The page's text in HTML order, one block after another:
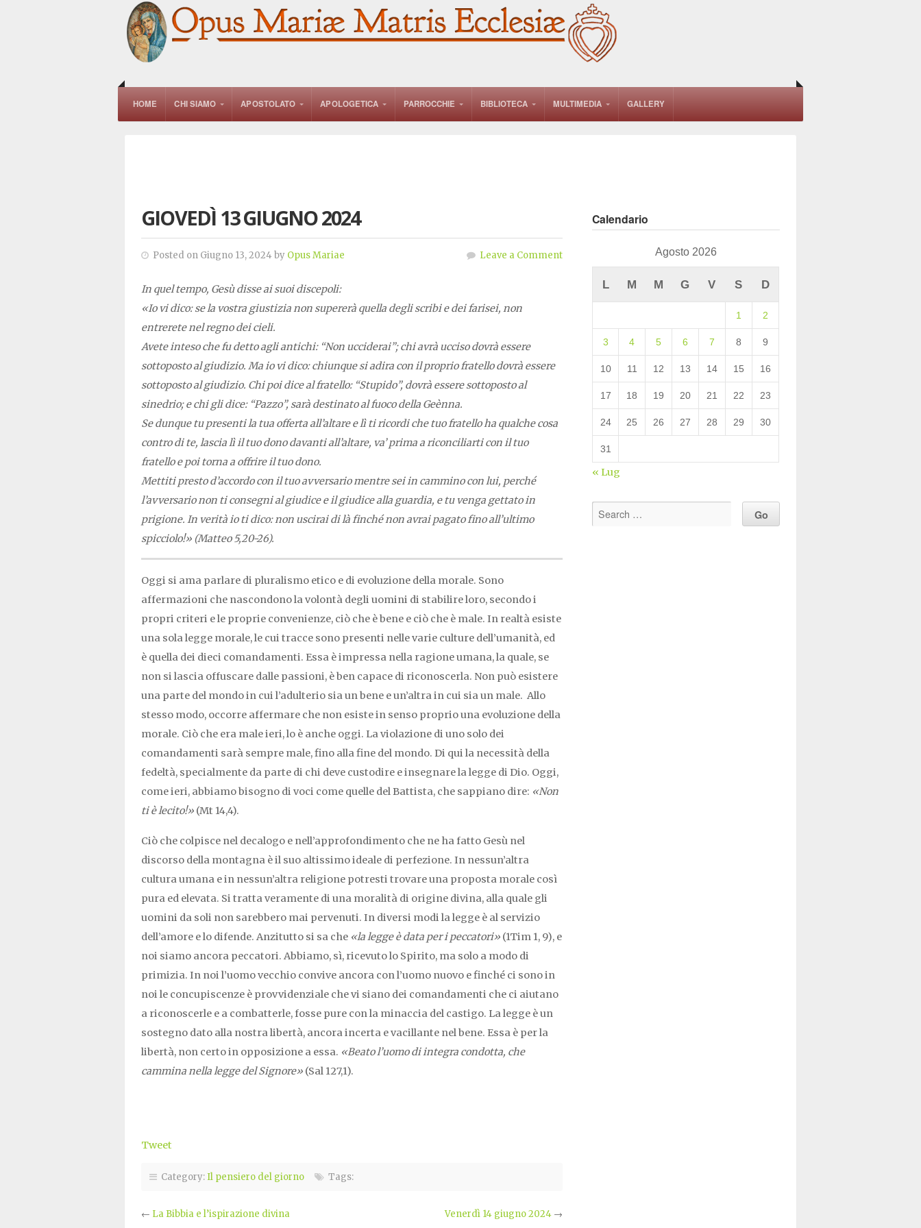
HOME CHI SIAMO APOSTOLATO APOLOGETICA PARROCCHIE BIBLIOTECA MULTIMEDIA GALLERY
GIOVEDÌ 13 GIUGNO 2024
Posted on Giugno 13, 2024 by Opus Mariae Leave a Comment
In quel tempo, Gesù disse ai suoi discepoli:
«Io vi dico: se la vostra giustizia non supererà quella degli scribi e dei farisei, non
entrerete nel regno dei cieli.
Avete inteso che fu detto agli antichi: “Non ucciderai”; chi avrà ucciso dovrà essere
sottoposto al giudizio. Ma io vi dico: chiunque si adira con il proprio fratello dovrà essere
sottoposto al giudizio. Chi poi dice al fratello: “Stupido”, dovrà essere sottoposto al
sinedrio; e chi gli dice: “Pazzo”, sarà destinato al fuoco della Geènna.
Se dunque tu presenti la tua offerta all’altare e lì ti ricordi che tuo fratello ha qualche cosa
contro di te, lascia lì il tuo dono davanti all’altare, va’ prima a riconciliarti con il tuo
fratello e poi torna a offrire il tuo dono.
Mettiti presto d’accordo con il tuo avversario mentre sei in cammino con lui, perché
l’avversario non ti consegni al giudice e il giudice alla guardia, e tu venga gettato in
prigione. In verità io ti dico: non uscirai di là finché non avrai pagato fino all’ultimo
spicciolo!» (Matteo 5,20-26).
Oggi si ama parlare di pluralismo etico e di evoluzione della morale. Sono
affermazioni che nascondono la volontà degli uomini di stabilire loro, secondo i
propri criteri e le proprie convenienze, ciò che è bene e ciò che è male. In realtà esiste
una sola legge morale, le cui tracce sono presenti nelle varie culture dell’umanità, ed
è quella dei dieci comandamenti. Essa è impressa nella ragione umana, la quale, se
non si lascia offuscare dalle passioni, è ben capace di riconoscerla. Non può esistere
una parte del mondo in cui l’adulterio sia un bene e un’altra in cui sia un male. Allo
stesso modo, occorre affermare che non esiste in senso proprio una evoluzione della
morale. Ciò che era male ieri, lo è anche oggi. La violazione di uno solo dei
comandamenti sarà sempre male, fino alla fine del mondo. Di qui la necessità della
fedeltà, specialmente da parte di chi deve custodire e insegnare la legge di Dio. Oggi,
come ieri, abbiamo bisogno di voci come quelle del Battista, che sappiano dire: «Non
ti è lecito!» (Mt 14,4).
Ciò che colpisce nel decalogo e nell’approfondimento che ne ha fatto Gesù nel
discorso della montagna è il suo altissimo ideale di perfezione. In nessun’altra
cultura umana e in nessun’altra religione potresti trovare una proposta morale così
pura ed elevata. Si tratta veramente di una moralità di origine divina, alla quale gli
uomini da soli non sarebbero mai pervenuti. In diversi modi la legge è al servizio
dell’amore e lo difende. Anzitutto si sa che «la legge è data per i peccatori» (1Tim 1, 9), e
noi siamo ancora peccatori. Abbiamo, sì, ricevuto lo Spirito, ma solo a modo di
primizia. In noi l’uomo vecchio convive ancora con l’uomo nuovo e finché ci sono in
noi le concupiscenze è provvidenziale che vi siano dei comandamenti che ci aiutano
a riconoscerle e a combatterle, fosse pure con la minaccia del castigo. La legge è un
sostegno dato alla nostra libertà, ancora incerta e vacillante nel bene. Essa è per la
libertà, non certo in opposizione a essa. «Beato l’uomo di integra condotta, che
cammina nella legge del Signore» (Sal 127,1).
Tweet
Category:Il pensiero del giorno Tags:
← La Bibbia e l’ispirazione divina Venerdì 14 giugno 2024→
Calendario
Agosto 2026
L M M G V S D
1 2
3 4 5 6 7 8 9
10 11 12 13 14 15 16
17 18 19 20 21 22 23
24 25 26 27 28 29 30
31
« Lug